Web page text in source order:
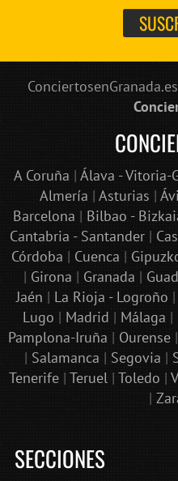
A Coruña | Álava - Vitoria-
Almería | Asturias |
Barcelona | Bilbao -
Cantabria - Santander|
Córdoba | Cuenca |
| Girona | Granada |
Jaén | La Rioja - Logroño |
Lugo | Madrid | Málaga |
Pamplona-Iruña | Ourense |
| Salamanca | Segovia |
Tenerife| Teruel| Toledo |
|
SECCIONES